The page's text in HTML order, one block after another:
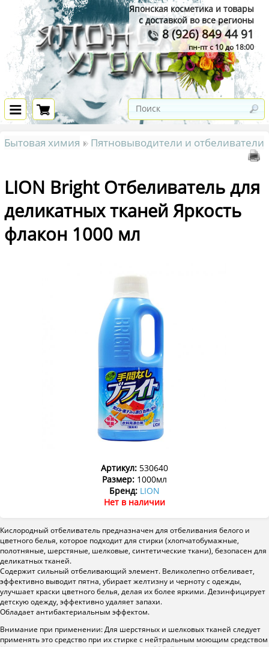
Японская косметика и товары
с доставкой во все регионы
8 (926) 849 44 91
пн-пт с 10 до 18:00
Бытовая химия Пятновыводители и отбеливатели
LION Bright Отбеливатель для
деликатных тканей Яркость
флакон 1000 мл
Артикул:530640
Размер:1000мл
Бренд: LION
Нет в наличии
Кислородный отбеливатель предназначен для отбеливания белого и
цветного белья, которое подходит для стирки (хлопчатобумажные,
полотняные, шерстяные, шелковые, синтетические ткани), безопасен для
деликатных тканей.
Содержит сильный отбеливающий элемент. Великолепно отбеливает,
эффективно выводит пятна, убирает желтизну и черноту с одежды,
улучшает краски цветного белья, делая их более яркими. Дезинфицирует
детскую одежду, эффективно удаляет запахи.
Обладает антибактериальным эффектом.
Внимание при применении: Для шерстяных и шелковых тканей следует
применять это средство при их стирке с нейтральным моющим средством